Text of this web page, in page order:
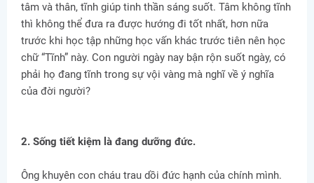
tâm và thân, tĩnh giúp tinh thần sáng suốt. Tâm không tĩnh
thì không thể đưa ra được hướng đi tốt nhất, hơn nữa
trước khi học tập những học vấn khác trước tiên nên học
chữ “Tĩnh” này. Con người ngày nay bận rộn suốt ngày, có
phải họ đang tĩnh trong sự vội vàng mà nghĩ về ý nghĩa
của đời người?
2. Sống tiết kiệm là đang dưỡng đức.
Ông khuyên con cháu trau dồi đức hạnh của chính mình.